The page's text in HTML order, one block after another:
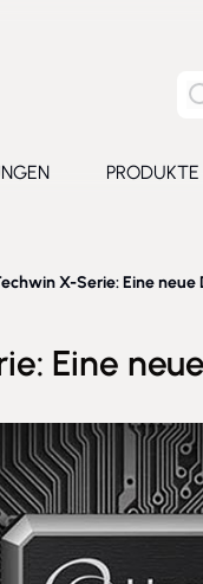
PRODUKTE
X-Serie: Eine neue
Eine